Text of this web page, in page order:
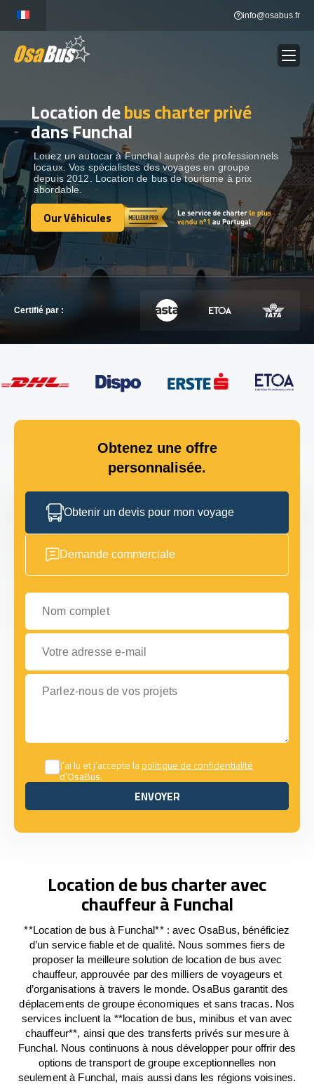
content
info@osabus.fr
LOCATION DE BUS Show dropdown
DESTINATIONS
OUR VÉHICULES
CONTACTEZ-NOUS
CONTACTEZ-NOUS
Location debus charter privé
dans Funchal
Louez un autocar à Funchal auprès de professionnels
locaux. Vos spécialistes des voyages en groupe
depuis 2012. Location de bus de tourisme à prix
abordable.
Our Véhicules
Our Véhicules
Certifié par :
Obtenez une offre
personnalisée.
Obtenir un devis pour mon voyage
Demande commerciale
Nom complet
Votre adresse e-mail
Parlez-nous de vos projets
J’ai lu et j’accepte lapolitique de confidentialité
d’OsaBus.
ENVOYER
ENVOYER
Location de bus charter avec
chauffeur à Funchal
**Location de bus à Funchal** : avec OsaBus, bénéficiez
d’un service fiable et de qualité. Nous sommes fiers de
proposer la meilleure solution de location de bus avec
chauffeur, approuvée par des milliers de voyageurs et
d’organisations à travers le monde. OsaBus garantit des
déplacements de groupe économiques et sans tracas. Nos
services incluent la **location de bus, minibus et van avec
chauffeur**, ainsi que des transferts privés sur mesure à
Funchal. Nous continuons à nous développer pour offrir des
options de transport de groupe exceptionnelles non
seulement à Funchal, mais aussi dans les régions voisines.